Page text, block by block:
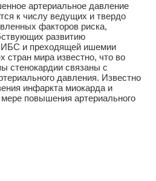
артериальное давление
к числу ведущих и твердо
факторов риска,
развитию
ИБС и преходящей ишемии
стран мира известно, что во
стенокардии связаны с
давления. Известно
инфаркта миокарда и
мере повышения артериального